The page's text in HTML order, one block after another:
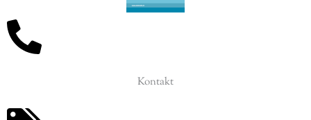
Kontakt